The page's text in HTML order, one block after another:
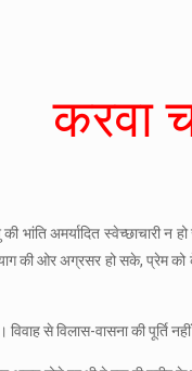
करवा
भांति अमर्यादित स्वेच्छाचारी न
की ओर अग्रसर हो सके, प्रेम को
विवाह से विलास-वासना की